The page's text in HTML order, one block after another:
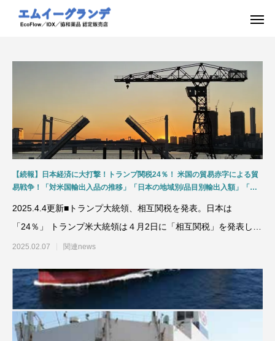
【続報】日本経済に大打撃！トランプ関税24％！ 米国の貿易赤字による貿
易戦争！「対米国輸出入品の推移」「日本の地域別/品目別輸出入額」「為
国際協調と迫られる日本の対応について
2025.4.4更新■トランプ大統領、相互関税を発表。日本は
「24％」 トランプ米大統領は４月2日に「相互関税」を発表しま
した。４月5日から
2025.02.07 関連news